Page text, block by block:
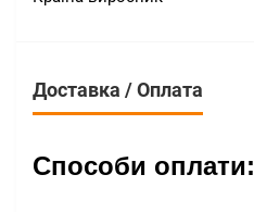
Доставка / Оплата
Способи оплати: